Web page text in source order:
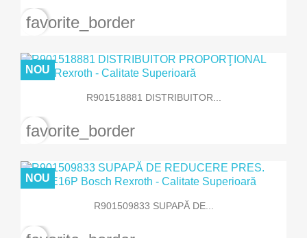
favorite_border
R901518881 DISTRIBUITOR...
NOU
favorite_border
R901509833 SUPAPĂ DE...
NOU